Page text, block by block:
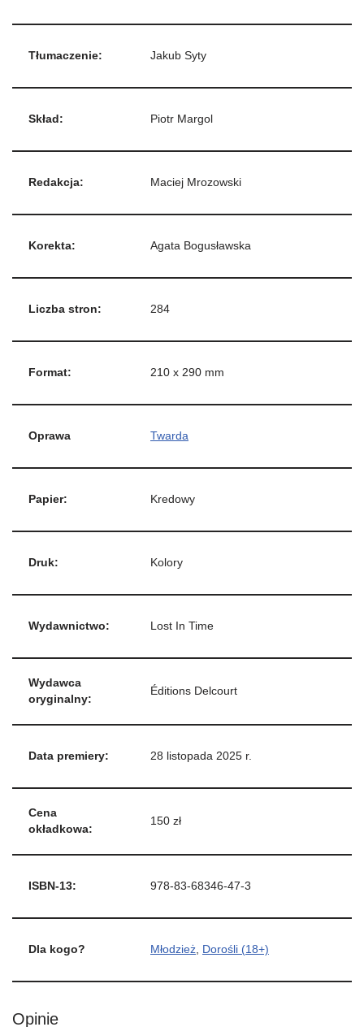
Tłumaczenie: Jakub Syty
Skład: Piotr Margol
Redakcja: Maciej Mrozowski
Korekta: Agata Bogusławska
Liczba stron: 284
Format: 210 x 290 mm
Oprawa Twarda
Papier: Kredowy
Druk: Kolory
Wydawnictwo: Lost In Time
Wydawca
oryginalny:
Éditions Delcourt
Data premiery: 28 listopada 2025 r.
Cena
okładkowa:
150 zł
ISBN-13: 978-83-68346-47-3
Dla kogo? Młodzież, Dorośli (18+)
Opinie